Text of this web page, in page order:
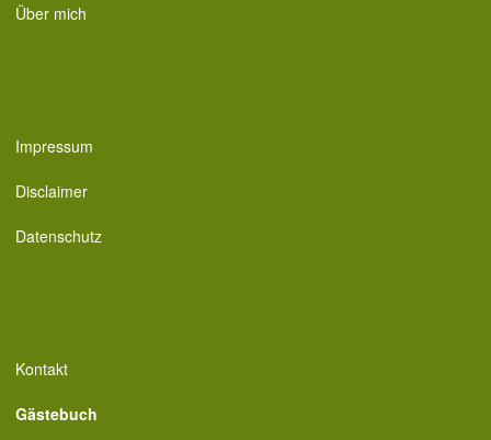
Über mich
Impressum
Disclaimer
Datenschutz
Kontakt
Gästebuch